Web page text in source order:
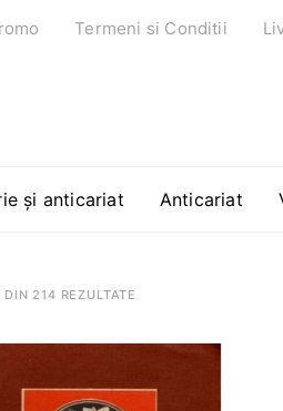
Termeni si Conditii
și anticariat Anticariat
214 REZULTATE